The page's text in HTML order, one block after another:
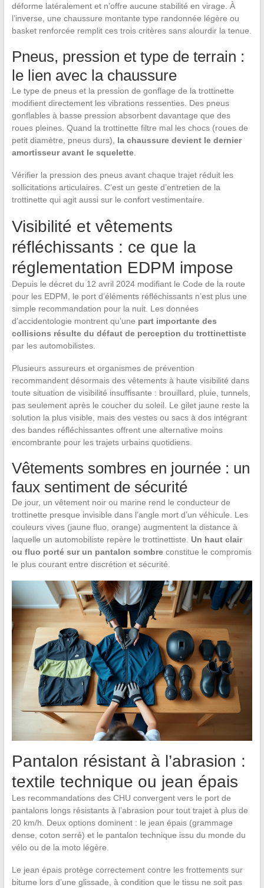
déforme latéralement et n’offre aucune stabilité en virage. À
l’inverse, une chaussure montante type randonnée légère ou
basket renforcée remplit ces trois critères sans alourdir la tenue.
Pneus, pression et type de terrain :
le lien avec la chaussure
Le type de pneus et la pression de gonflage de la trottinette
modifient directement les vibrations ressenties. Des pneus
gonflables à basse pression absorbent davantage que des
roues pleines. Quand la trottinette filtre mal les chocs (roues de
petit diamètre, pneus durs), la chaussure devient le dernier
amortisseur avant le squelette.
Vérifier la pression des pneus avant chaque trajet réduit les
sollicitations articulaires. C’est un geste d’entretien de la
trottinette qui agit aussi sur le confort vestimentaire.
Visibilité et vêtements
réfléchissants : ce que la
réglementation EDPM impose
Depuis le décret du 12 avril 2024 modifiant le Code de la route
pour les EDPM, le port d’éléments réfléchissants n’est plus une
simple recommandation pour la nuit. Les données
d’accidentologie montrent qu’une part importante des
collisions résulte du défaut de perception du trottinettiste
par les automobilistes.
Plusieurs assureurs et organismes de prévention
recommandent désormais des vêtements à haute visibilité dans
toute situation de visibilité insuffisante : brouillard, pluie, tunnels,
pas seulement après le coucher du soleil. Le gilet jaune reste la
solution la plus visible, mais des vestes ou sacs à dos intégrant
des bandes réfléchissantes offrent une alternative moins
encombrante pour les trajets urbains quotidiens.
Vêtements sombres en journée : un
faux sentiment de sécurité
De jour, un vêtement noir ou marine rend le conducteur de
trottinette presque invisible dans l’angle mort d’un véhicule. Les
couleurs vives (jaune fluo, orange) augmentent la distance à
laquelle un automobiliste repère le trottinettiste. Un haut clair
ou fluo porté sur un pantalon sombreconstitue le compromis
le plus courant entre discrétion et sécurité.
Pantalon résistant à l’abrasion :
textile technique ou jean épais
Les recommandations des CHU convergent vers le port de
pantalons longs résistants à l’abrasion pour tout trajet à plus de
20 km/h. Deux options dominent : le jean épais (grammage
dense, coton serré) et le pantalon technique issu du monde du
vélo ou de la moto légère.
Le jean épais protège correctement contre les frottements sur
bitume lors d’une glissade, à condition que le tissu ne soit pas